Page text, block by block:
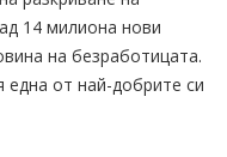
14 милиона нови
на безработицата.
от най-добрите си